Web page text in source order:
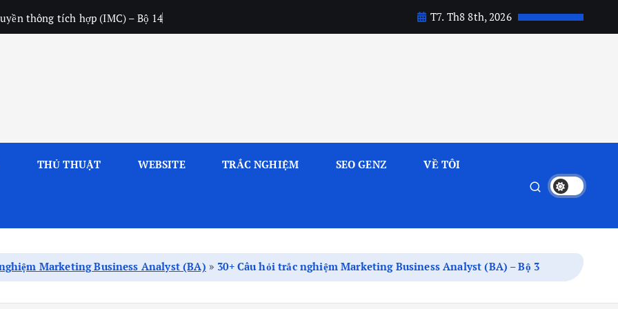
thông tích hợp (IMC) – Bộ 14 T7. Th8 8th, 2026
THỦ THUẬT WEBSITE TRẮC NGHIỆM SEO GENZ VỀ TÔI
Marketing Business Analyst (BA) » 30+ Câu hỏi trắc nghiệm Marketing Business Analyst (BA) – Bộ 3